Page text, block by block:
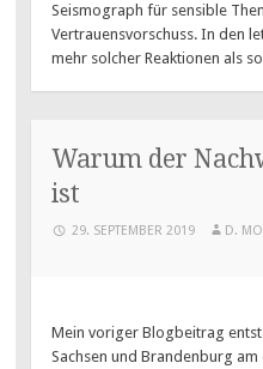
Seismograph für sensible
Vertrauensvorschuss. In den
mehr solcher Reaktionen als
Warum der
ist
29. SEPTEMBER 2019
D.
Mein voriger Blogbeitrag
Sachsen und Brandenburg